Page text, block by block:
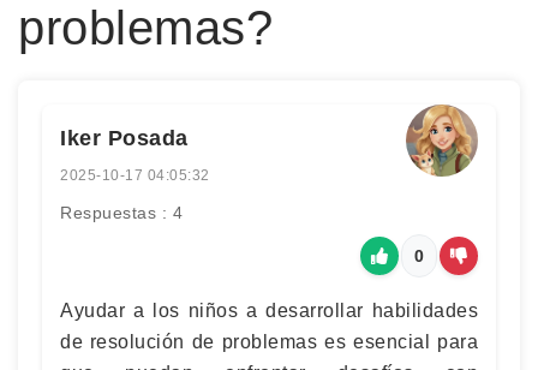
problemas?
Iker Posada
2025-10-17 04:05:32
Respuestas : 4
0
Ayudar a los niños a desarrollar habilidades
de resolución de problemas es esencial para